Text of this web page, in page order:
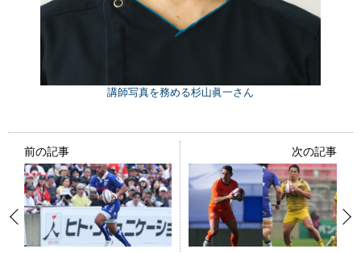
講師写真を務める杉山眞一さん
前の記事 次の記事